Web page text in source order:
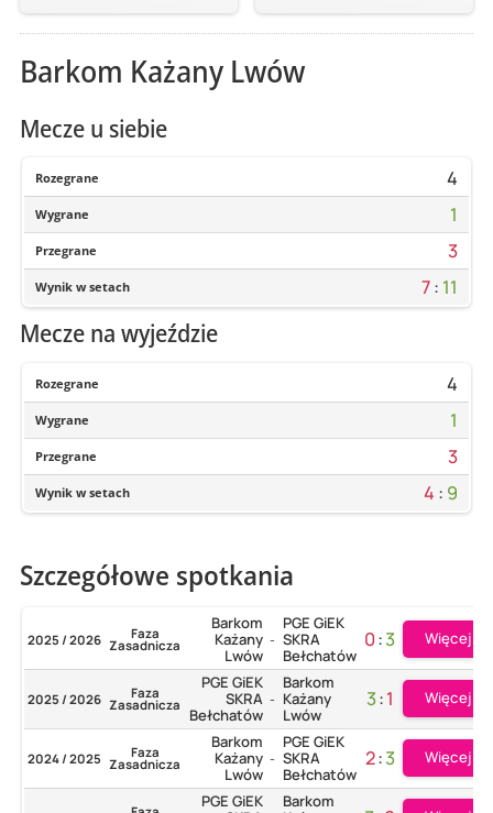
Barkom Każany Lwów
Mecze u siebie
Rozegrane 4
Wygrane 1
Przegrane 3
Wynik w setach 7: 11
Mecze na wyjeździe
Rozegrane 4
Wygrane 1
Przegrane 3
Wynik w setach 4 : 9
Szczegółowe spotkania
2025 / 2026 Faza
Zasadnicza
Barkom
Każany
Lwów
-
PGE GiEK
SKRA
Bełchatów
0:3 Więcej
2025 / 2026 Faza
Zasadnicza
PGE GiEK
SKRA
Bełchatów
-
Barkom
Każany
Lwów
3:1 Więcej
2024 / 2025 Faza
Zasadnicza
Barkom
Każany
Lwów
-
PGE GiEK
SKRA
Bełchatów
2:3 Więcej
PGE GiEK
Barkom